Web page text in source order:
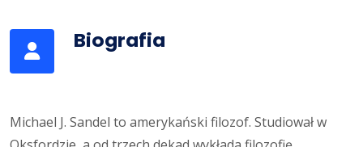
Biografia
Michael J. Sandel to amerykański filozof. Studiował w